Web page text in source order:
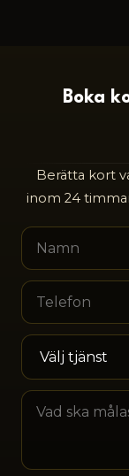
Boka
Berätta kort
inom 24